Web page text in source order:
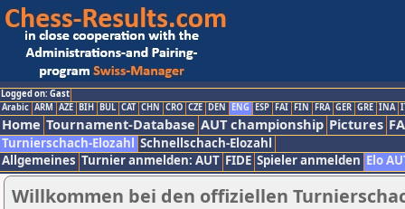
Logged on: Gast
Arabic ARM AZE BIH BUL CAT CHN CRO CZE DEN ENG ESP FAI FIN FRA GER GRE INA
Home Tournament-Database AUT championship Pictures
Turnierschach-Elozahl Schnellschach-Elozahl
Allgemeines Turnier anmelden: AUT FIDE Spieler anmelden Elo
Willkommen bei den offiziellen